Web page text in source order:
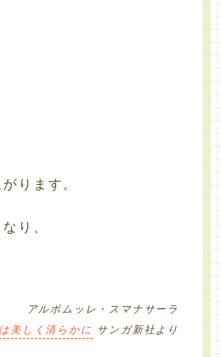
ります。
り、
アルボムッレ・スマナサーラ
美しく清らかに サンガ新社より